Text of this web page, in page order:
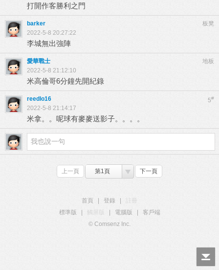
打開作客勝利之門
板凳
barker
2022-5-8 20:27:22
李城無出強陣
地板
愛華戰士
2022-5-8 21:12:10
米高倫哥6分鐘先開紀錄
5#
reedlo16
2022-5-8 21:14:17
米拿。。呢球有麥麥送影子。。。。
上一頁 第1頁 下一頁
首頁 登錄
標準版
觸屏版 電腦版
客戶端
© Comsenz Inc.